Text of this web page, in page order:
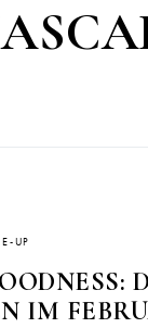
UP
IM